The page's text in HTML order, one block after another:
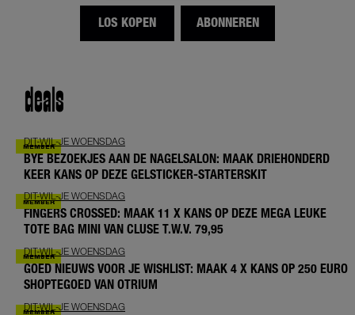
LOS KOPEN ABONNEREN
deals
DIT-WIL-JE WOENSDAG
BYE BEZOEKJES AAN DE NAGELSALON: MAAK DRIEHONDERD
KEER KANS OP DEZE GELSTICKER-STARTERSKIT
DIT-WIL-JE WOENSDAG
FINGERS CROSSED: MAAK 11 X KANS OP DEZE MEGA LEUKE
TOTE BAG MINI VAN CLUSE T.W.V. 79,95
DIT-WIL-JE WOENSDAG
GOED NIEUWS VOOR JE WISHLIST: MAAK 4 X KANS OP 250 EURO
SHOPTEGOED VAN OTRIUM
DIT-WIL-JE WOENSDAG